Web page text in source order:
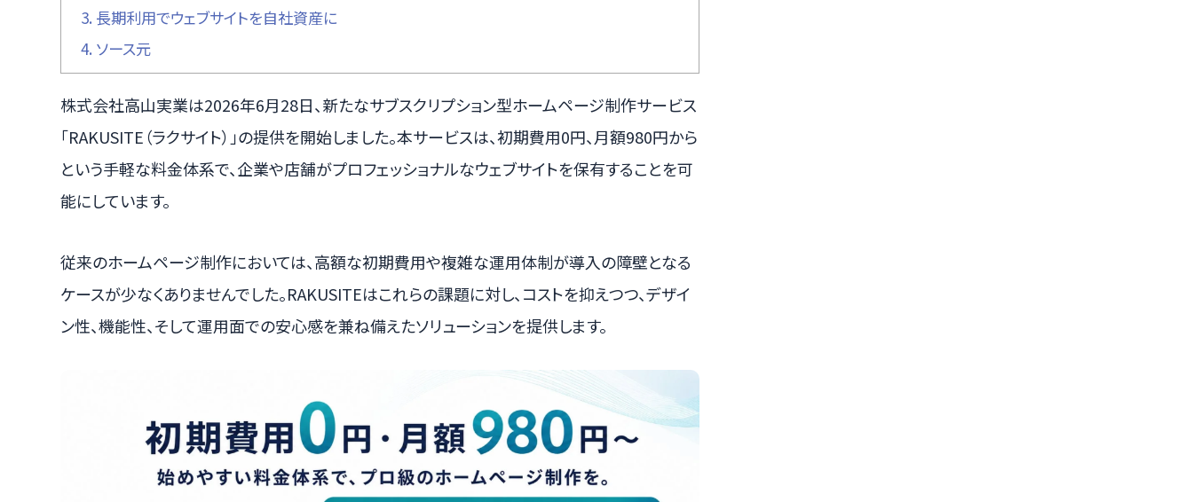
3. 長期利用でウェブサイトを自社資産に
4. ソース元
株式会社高山実業は2026年6月28日、新たなサブスクリプション型ホームページ制作サービス
「RAKUSITE（ラクサイト）」の提供を開始しました。本サービスは、初期費用0円、月額980円から
という手軽な料金体系で、企業や店舗がプロフェッショナルなウェブサイトを保有することを可
能にしています。
従来のホームページ制作においては、高額な初期費用や複雑な運用体制が導入の障壁となる
ケースが少なくありませんでした。RAKUSITEはこれらの課題に対し、コストを抑えつつ、デザイ
ン性、機能性、そして運用面での安心感を兼ね備えたソリューションを提供します。